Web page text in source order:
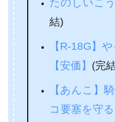
たのしいこ
結)
【R-18G】
【安価】 (完
【あんこ】
コ要塞を守